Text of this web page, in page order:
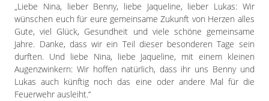
„Liebe Nina, lieber Benny, liebe Jaqueline, lieber Lukas: Wir
wünschen euch für eure gemeinsame Zukunft von Herzen alles
Gute, viel Glück, Gesundheit und viele schöne gemeinsame
Jahre. Danke, dass wir ein Teil dieser besonderen Tage sein
durften. Und liebe Nina, liebe Jaqueline, mit einem kleinen
Augenzwinkern: Wir hoffen natürlich, dass ihr uns Benny und
Lukas auch künftig noch das eine oder andere Mal für die
Feuerwehr ausleiht.“